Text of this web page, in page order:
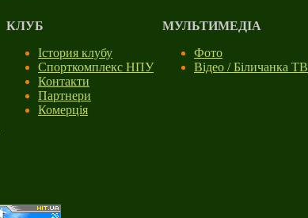
КЛУБ
Істория клубу
Спорткомплекс НПУ
Контакти
Партнери
Комерція
МУЛЬТИМЕДІА
Фото
Відео / Біличанка ТВ